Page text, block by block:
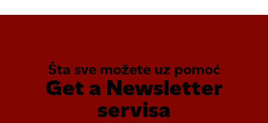
Šta sve možete uz pomoć
Get a Newsletter
servisa